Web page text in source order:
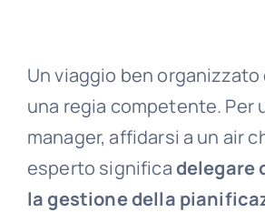
Un viaggio ben organizzato
una regia competente. Per
manager, affidarsi a un air
esperto significadelegare
la gestione della